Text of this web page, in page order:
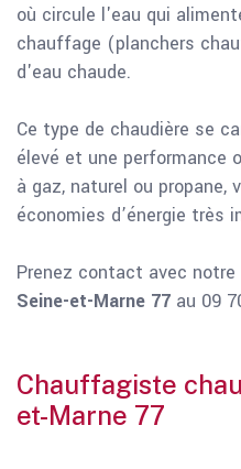
où circule l'eau qui
chauffage (planchers
d'eau chaude.
Ce type de chaudière se
élevé et une performance
à gaz, naturel ou propane,
économies d’énergie très
Prenez contact avec notre
Seine-et-Marne 77 au 09
Chauffagiste
et-Marne 77